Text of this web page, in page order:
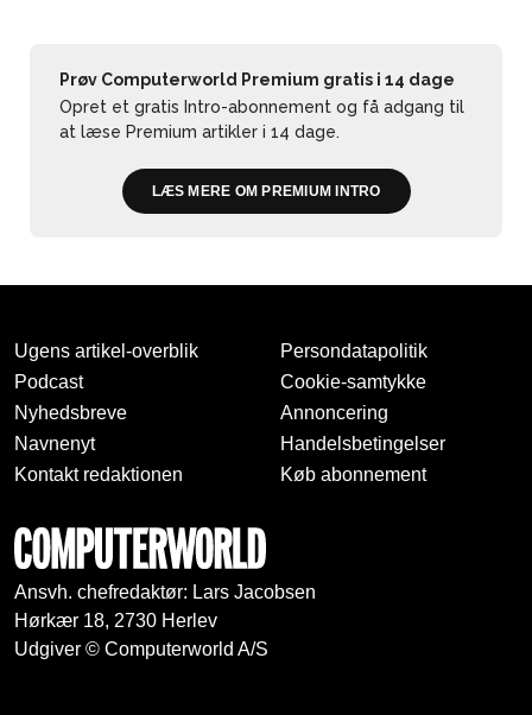
Prøv Computerworld Premium gratis i 14 dage
Opret et gratis Intro-abonnement og få adgang til
at læse Premium artikler i 14 dage.
LÆS MERE OM PREMIUM INTRO
Ugens artikel-overblik
Podcast
Nyhedsbreve
Navnenyt
Kontakt redaktionen
Persondatapolitik
Cookie-samtykke
Annoncering
Handelsbetingelser
Køb abonnement
Ansvh. chefredaktør: Lars Jacobsen
Hørkær 18, 2730 Herlev
Udgiver © Computerworld A/S